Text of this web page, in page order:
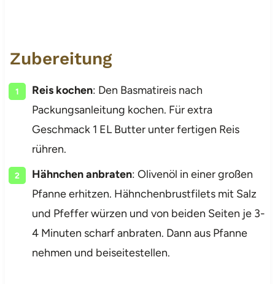
Zubereitung
Reis kochen: Den Basmatireis nach
Packungsanleitung kochen. Für extra
Geschmack 1 EL Butter unter fertigen Reis
rühren.
Hähnchen anbraten: Olivenöl in einer großen
Pfanne erhitzen. Hähnchenbrustfilets mit Salz
und Pfeffer würzen und von beiden Seiten je 3-
4 Minuten scharf anbraten. Dann aus Pfanne
nehmen und beiseitestellen.